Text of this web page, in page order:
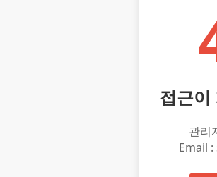
접근이
관리
Email